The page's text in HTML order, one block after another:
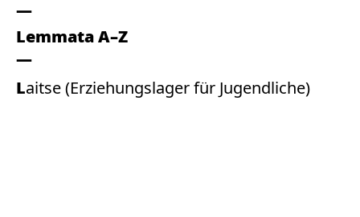
Lemmata A–Z
Laitse (Erziehungslager für Jugendliche)